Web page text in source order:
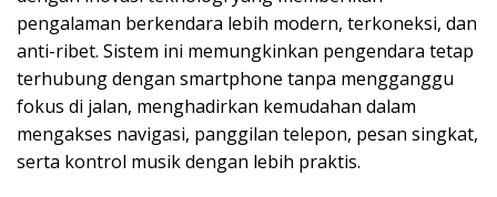
pengalaman berkendara lebih modern, terkoneksi, dan
anti-ribet. Sistem ini memungkinkan pengendara tetap
terhubung dengan smartphone tanpa mengganggu
fokus di jalan, menghadirkan kemudahan dalam
mengakses navigasi, panggilan telepon, pesan singkat,
serta kontrol musik dengan lebih praktis.